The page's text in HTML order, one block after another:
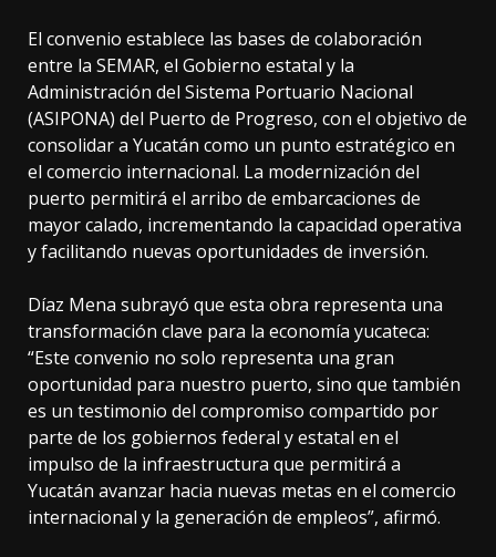
El convenio establece las bases de colaboración
entre la SEMAR, el Gobierno estatal y la
Administración del Sistema Portuario Nacional
(ASIPONA) del Puerto de Progreso, con el objetivo de
consolidar a Yucatán como un punto estratégico en
el comercio internacional. La modernización del
puerto permitirá el arribo de embarcaciones de
mayor calado, incrementando la capacidad operativa
y facilitando nuevas oportunidades de inversión.
Díaz Mena subrayó que esta obra representa una
transformación clave para la economía yucateca:
“Este convenio no solo representa una gran
oportunidad para nuestro puerto, sino que también
es un testimonio del compromiso compartido por
parte de los gobiernos federal y estatal en el
impulso de la infraestructura que permitirá a
Yucatán avanzar hacia nuevas metas en el comercio
internacional y la generación de empleos”, afirmó.